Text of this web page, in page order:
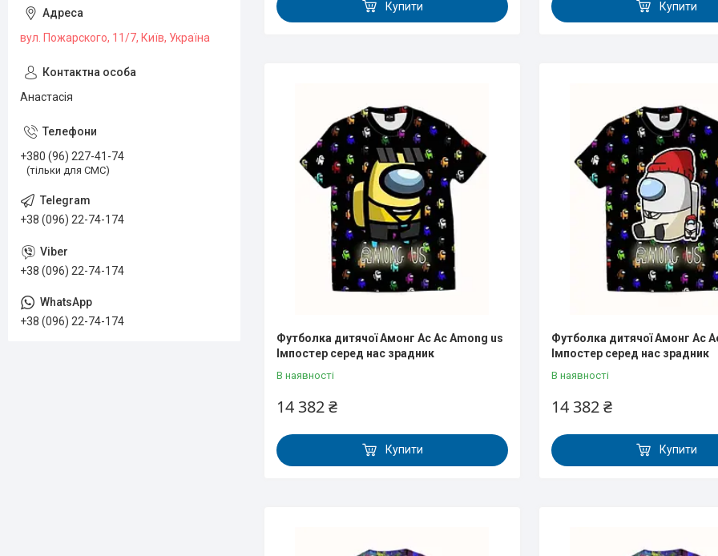
Купити Купити
Футболка дитячої Амонг Ас Ас Аmong us
Імпостер серед нас зрадник
В наявності
14 382 ₴
Купити
Футболка дитячої Амонг Ас
Імпостер серед нас зрадник
В наявності
14 382 ₴
Купити
вул. Пожарского, 11/7, Київ, Україна
Анастасія
+380 (96) 227-41-74
(тільки для СМС)
+38 (096) 22-74-174
+38 (096) 22-74-174
+38 (096) 22-74-174